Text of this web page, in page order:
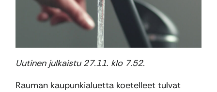
Uutinen julkaistu 27.11. klo 7.52.
Rauman kaupunkialuetta koetelleet tulvat